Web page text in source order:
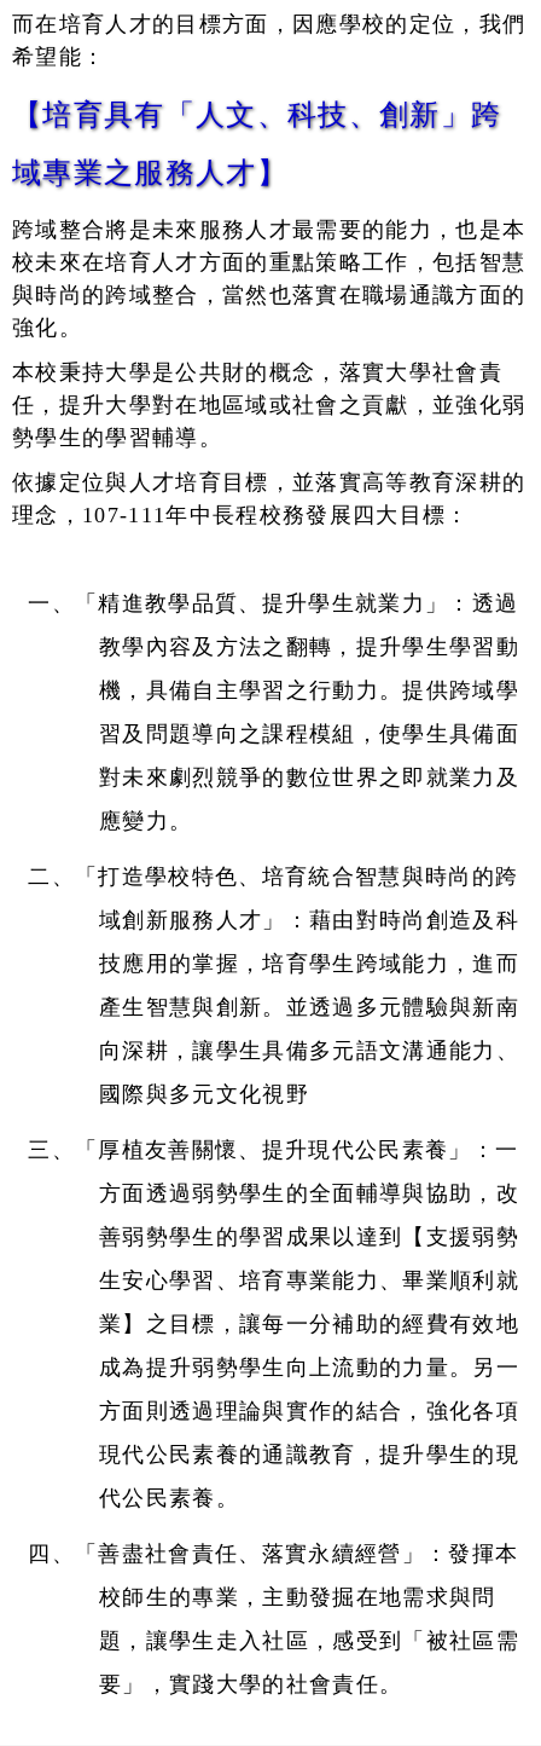
而在培育人才的目標方面，因應學校的定位，我們
希望能：
【培育具有「人文、科技、創新」跨
域專業之服務人才】
跨域整合將是未來服務人才最需要的能力，也是本
校未來在培育人才方面的重點策略工作，包括智慧
與時尚的跨域整合，當然也落實在職場通識方面的
強化。
本校秉持大學是公共財的概念，落實大學社會責
任，提升大學對在地區域或社會之貢獻，並強化弱
勢學生的學習輔導。
依據定位與人才培育目標，並落實高等教育深耕的
理念，107-111年中長程校務發展四大目標：
一、「精進教學品質、提升學生就業力」：透過
教學內容及方法之翻轉，提升學生學習動
機，具備自主學習之行動力。提供跨域學
習及問題導向之課程模組，使學生具備面
對未來劇烈競爭的數位世界之即就業力及
應變力。
二、「打造學校特色、培育統合智慧與時尚的跨
域創新服務人才」：藉由對時尚創造及科
技應用的掌握，培育學生跨域能力，進而
產生智慧與創新。並透過多元體驗與新南
向深耕，讓學生具備多元語文溝通能力、
國際與多元文化視野
三、「厚植友善關懷、提升現代公民素養」：一
方面透過弱勢學生的全面輔導與協助，改
善弱勢學生的學習成果以達到【支援弱勢
生安心學習、培育專業能力、畢業順利就
業】之目標，讓每一分補助的經費有效地
成為提升弱勢學生向上流動的力量。另一
方面則透過理論與實作的結合，強化各項
現代公民素養的通識教育，提升學生的現
代公民素養。
四、「善盡社會責任、落實永續經營」：發揮本
校師生的專業，主動發掘在地需求與問
題，讓學生走入社區，感受到「被社區需
要」，實踐大學的社會責任。